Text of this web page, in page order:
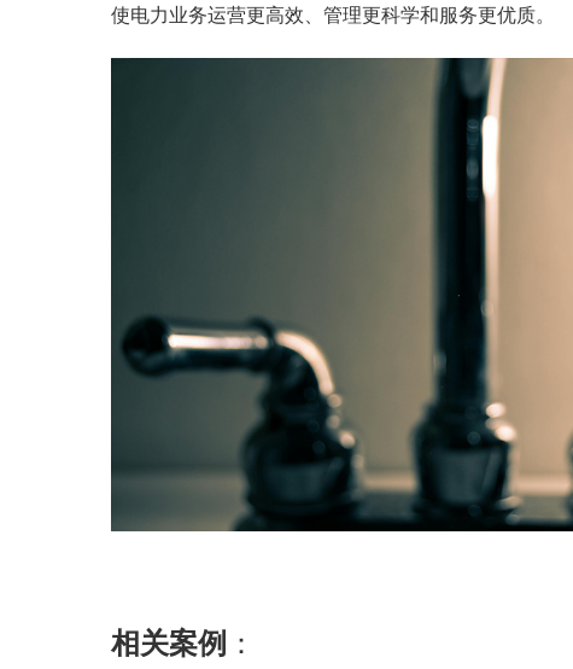
使电力业务运营更高效、管理更科学和服务更优质。
相关案例 ：